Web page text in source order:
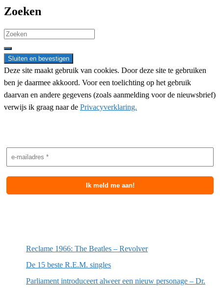
Zoeken
Search
for:
Deze site maakt gebruik van cookies. Door deze site te gebruiken
ben je daarmee akkoord. Voor een toelichting op het gebruik
daarvan en andere gegevens (zoals aanmelding voor de nieuwsbrief)
verwijs ik graag naar de Privacyverklaring.
Reclame 1966: The Beatles – Revolver
De 15 beste R.E.M. singles
Parliament introduceert alweer een nieuw personage – Dr.